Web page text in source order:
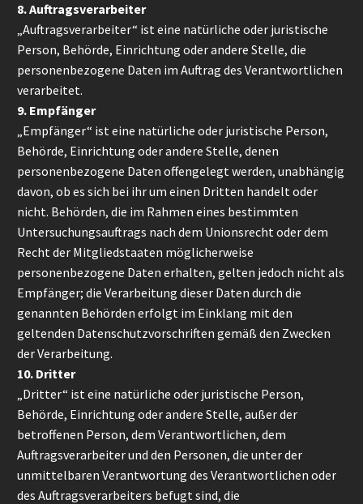
8. Auftragsverarbeiter
„Auftragsverarbeiter“ ist eine natürliche oder juristische
Person, Behörde, Einrichtung oder andere Stelle, die
personenbezogene Daten im Auftrag des Verantwortlichen
verarbeitet.
9. Empfänger
„Empfänger“ ist eine natürliche oder juristische Person,
Behörde, Einrichtung oder andere Stelle, denen
personenbezogene Daten offengelegt werden, unabhängig
davon, ob es sich bei ihr um einen Dritten handelt oder
nicht. Behörden, die im Rahmen eines bestimmten
Untersuchungsauftrags nach dem Unionsrecht oder dem
Recht der Mitgliedstaaten möglicherweise
personenbezogene Daten erhalten, gelten jedoch nicht als
Empfänger; die Verarbeitung dieser Daten durch die
genannten Behörden erfolgt im Einklang mit den
geltenden Datenschutzvorschriften gemäß den Zwecken
der Verarbeitung.
10. Dritter
„Dritter“ ist eine natürliche oder juristische Person,
Behörde, Einrichtung oder andere Stelle, außer der
betroffenen Person, dem Verantwortlichen, dem
Auftragsverarbeiter und den Personen, die unter der
unmittelbaren Verantwortung des Verantwortlichen oder
des Auftragsverarbeiters befugt sind, die